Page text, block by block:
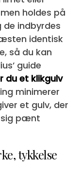
holdes på
indbyrdes
identisk
så du kan
guide
du et klikgulv
minimerer
et gulv, der
sig pænt
tykkelse